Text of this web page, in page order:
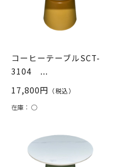
コーヒーテーブルSCT-
3104 ...
17,800円 （税込）
在庫：○